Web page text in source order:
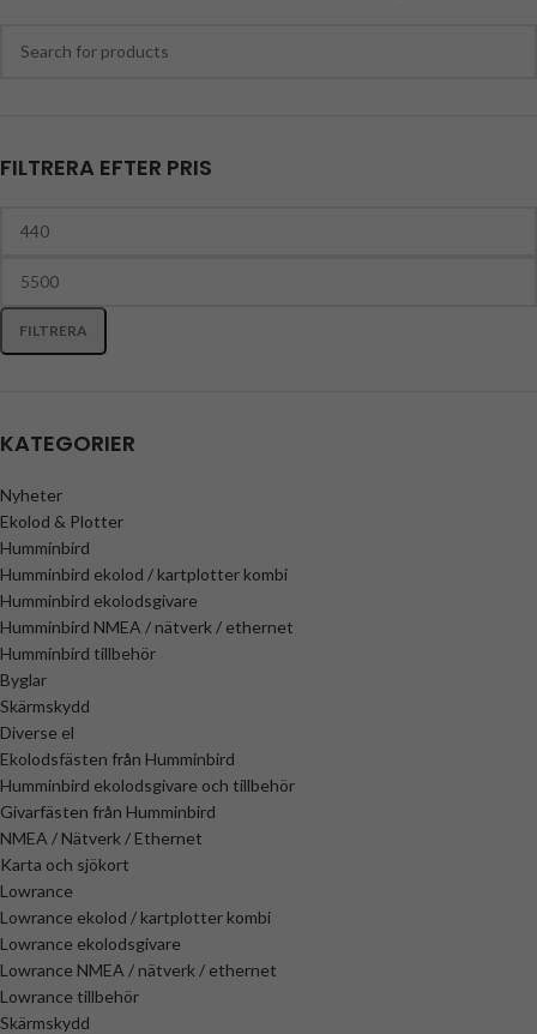
FILTRERA EFTER PRIS
FILTRERA
KATEGORIER
Nyheter
Ekolod & Plotter
Humminbird
Humminbird ekolod / kartplotter kombi
Humminbird ekolodsgivare
Humminbird NMEA / nätverk / ethernet
Humminbird tillbehör
Byglar
Skärmskydd
Diverse el
Ekolodsfästen från Humminbird
Humminbird ekolodsgivare och tillbehör
Givarfästen från Humminbird
NMEA / Nätverk / Ethernet
Karta och sjökort
Lowrance
Lowrance ekolod / kartplotter kombi
Lowrance ekolodsgivare
Lowrance NMEA / nätverk / ethernet
Lowrance tillbehör
Skärmskydd
Tillbehör elmotorer Motorguide